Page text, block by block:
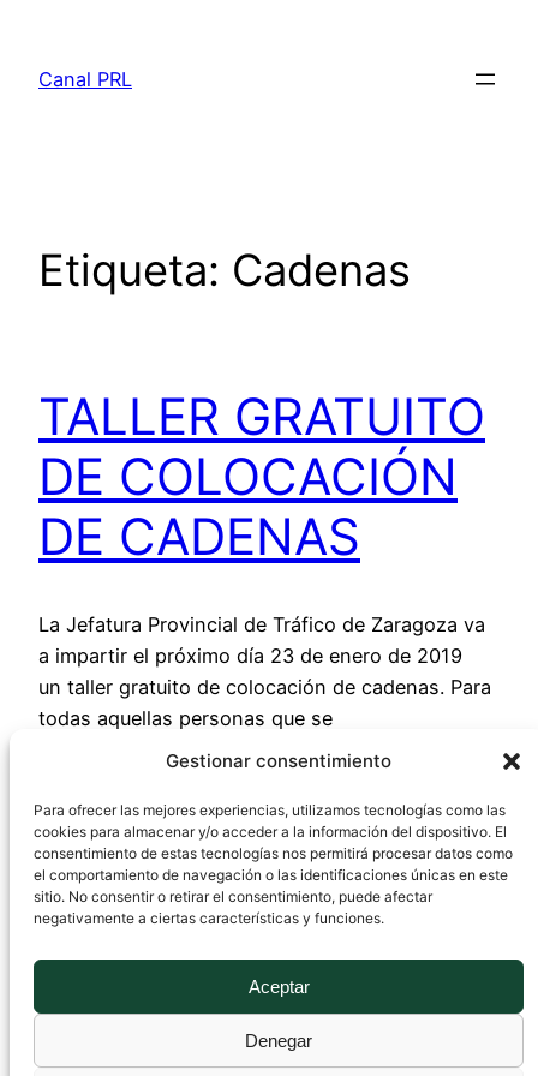
Gestionar consentimiento
Para ofrecer las mejores experiencias, utilizamos tecnologías como las
cookies para almacenar y/o acceder a la información del dispositivo. El
consentimiento de estas tecnologías nos permitirá procesar datos como
el comportamiento de navegación o las identificaciones únicas en este
sitio. No consentir o retirar el consentimiento, puede afectar
negativamente a ciertas características y funciones.
Aceptar
Denegar
contenido
Canal PRL
Etiqueta: Cadenas
TALLER GRATUITO
DE COLOCACIÓN
DE CADENAS
La Jefatura Provincial de Tráfico de Zaragoza va
a impartir el próximo día 23 de enero de 2019
un taller gratuito de colocación de cadenas. Para
todas aquellas personas que se
desplazan diariamente a su trabajo y aquellas
mercancías o personas, o deben realizar viajes
relacionados con su trabajo resulta…
17 enero, 2019